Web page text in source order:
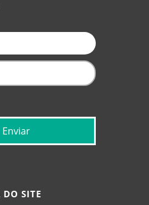
DO SITE